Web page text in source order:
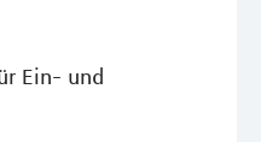
Ein- und